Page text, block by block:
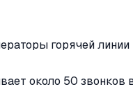
горячей
около 50